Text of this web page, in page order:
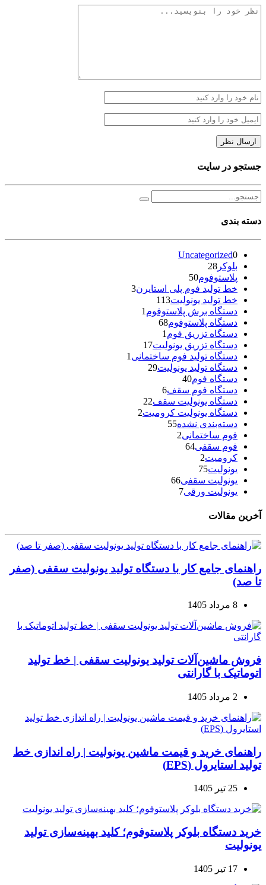
جستجو در سایت
دسته بندی
Uncategorized0
بلوکر 28
پلاستوفوم50
خط تولید فوم پلی استایرن3
خط تولید یونولیت113
دستگاه برش پلاستوفوم1
دستگاه پلاستوفوم68
دستگاه تزریق فوم1
دستگاه تزریق یونولیت17
دستگاه تولید فوم ساختمانی1
دستگاه تولید یونولیت29
دستگاه فوم40
دستگاه فوم سقف6
دستگاه یونولیت سقف22
دستگاه یونولیت کرومیت2
دسته‌بندی نشده55
فوم ساختمانی2
فوم سقفی64
کرومیت2
یونولیت75
یونولیت سقفی66
یونولیت ورقی7
آخرین مقالات
راهنمای جامع کار با دستگاه تولید یونولیت سقفی (صفر
تا صد)
8 مرداد 1405
فروش ماشین‌آلات تولید یونولیت سقفی | خط تولید
اتوماتیک با گارانتی
2 مرداد 1405
راهنمای خرید و قیمت ماشین یونولیت | راه اندازی خط
تولید استایرول (EPS)
25 تیر 1405
خرید دستگاه بلوکر پلاستوفوم؛ کلید بهینه‌سازی تولید
یونولیت
17 تیر 1405